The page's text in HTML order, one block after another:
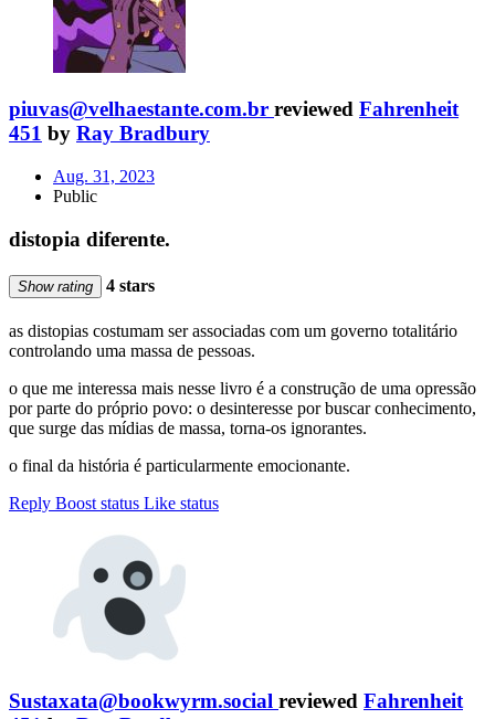
piuvas@velhaestante.com.br reviewed Fahrenheit
451 by Ray Bradbury
Aug. 31, 2023
Public
distopia diferente.
Show rating 4 stars
as distopias costumam ser associadas com um governo totalitário
controlando uma massa de pessoas.
o que me interessa mais nesse livro é a construção de uma opressão
por parte do próprio povo: o desinteresse por buscar conhecimento,
que surge das mídias de massa, torna-os ignorantes.
o final da história é particularmente emocionante.
Reply Boost status Like status
Sustaxata@bookwyrm.social reviewed Fahrenheit